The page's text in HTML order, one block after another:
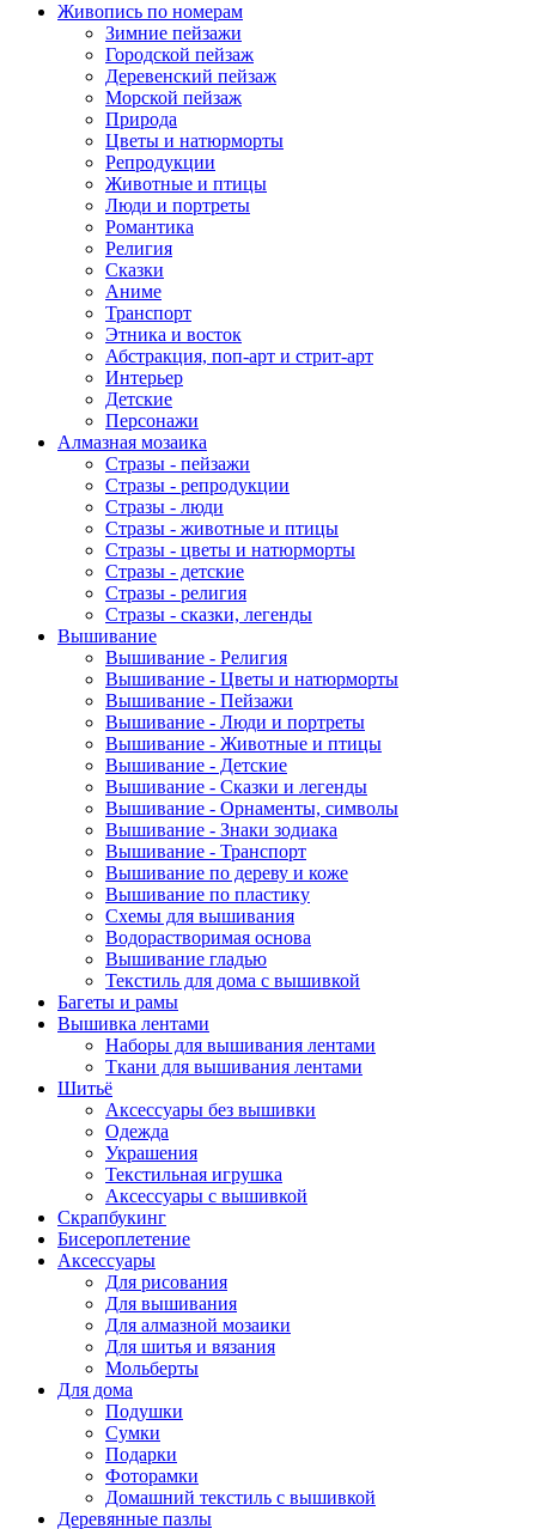
Живопись по номерам
Зимние пейзажи
Городской пейзаж
Деревенский пейзаж
Морской пейзаж
Природа
Цветы и натюрморты
Репродукции
Животные и птицы
Люди и портреты
Романтика
Религия
Сказки
Аниме
Транспорт
Этника и восток
Абстракция, поп-арт и стрит-арт
Интерьер
Детские
Персонажи
Алмазная мозаика
Стразы - пейзажи
Стразы - репродукции
Стразы - люди
Стразы - животные и птицы
Стразы - цветы и натюрморты
Стразы - детские
Стразы - религия
Стразы - сказки, легенды
Вышивание
Вышивание - Религия
Вышивание - Цветы и натюрморты
Вышивание - Пейзажи
Вышивание - Люди и портреты
Вышивание - Животные и птицы
Вышивание - Детские
Вышивание - Сказки и легенды
Вышивание - Орнаменты, символы
Вышивание - Знаки зодиака
Вышивание - Транспорт
Вышивание по дереву и коже
Вышивание по пластику
Схемы для вышивания
Водорастворимая основа
Вышивание гладью
Текстиль для дома с вышивкой
Багеты и рамы
Вышивка лентами
Наборы для вышивания лентами
Ткани для вышивания лентами
Шитьё
Аксессуары без вышивки
Одежда
Украшения
Текстильная игрушка
Аксессуары с вышивкой
Скрапбукинг
Бисероплетение
Аксессуары
Для рисования
Для вышивания
Для алмазной мозаики
Для шитья и вязания
Мольберты
Для дома
Подушки
Сумки
Подарки
Фоторамки
Домашний текстиль с вышивкой
Деревянные пазлы